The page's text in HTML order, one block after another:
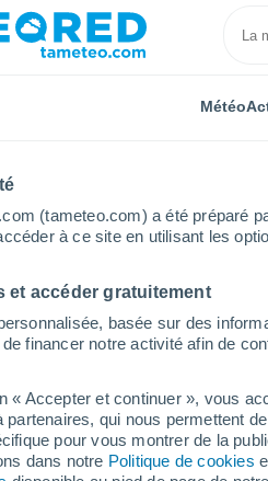
(tameteo.com) a été préparé
à ce site en utilisant les
et accéder gratuitement
basée sur des
financer notre activité afin de
« Accepter et continuer », vous
partenaires, qui nous permettent
pour vous montrer de la
dans notre Politique de cookies
Météo
Biélorussie.
8 août Toute la journée